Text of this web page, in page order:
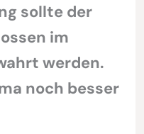
sollte der
im
werden.
noch besser